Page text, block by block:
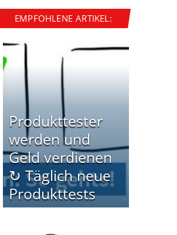
EMPFOHLENE ARTIKEL:
Produkttester
werden und
Geld verdienen
↻ Täglich neue
Produkttests